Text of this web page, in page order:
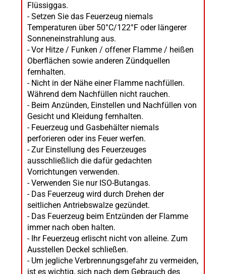
Flüssiggas.
- Setzen Sie das Feuerzeug niemals
Temperaturen über 50°C/122°F oder längerer
Sonneneinstrahlung aus.
- Vor Hitze / Funken / offener Flamme / heißen
Oberflächen sowie anderen Zündquellen
fernhalten.
- Nicht in der Nähe einer Flamme nachfüllen.
Während dem Nachfüllen nicht rauchen.
- Beim Anzünden, Einstellen und Nachfüllen von
Gesicht und Kleidung fernhalten.
- Feuerzeug und Gasbehälter niemals
perforieren oder ins Feuer werfen.
- Zur Einstellung des Feuerzeuges
ausschließlich die dafür gedachten
Vorrichtungen verwenden.
- Verwenden Sie nur ISO-Butangas.
- Das Feuerzeug wird durch Drehen der
seitlichen Antriebswalze gezündet.
- Das Feuerzeug beim Entzünden der Flamme
immer nach oben halten.
- Ihr Feuerzeug erlischt nicht von alleine. Zum
Ausstellen Deckel schließen.
- Um jegliche Verbrennungsgefahr zu vermeiden,
ist es wichtig, sich nach dem Gebrauch des